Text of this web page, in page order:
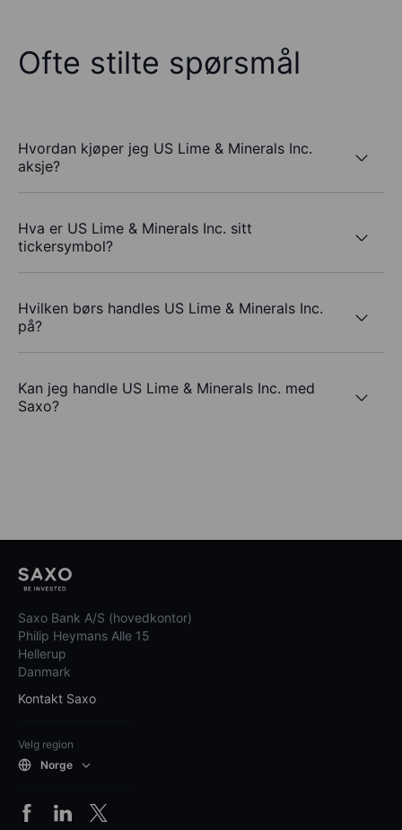
Ofte stilte spørsmål
Hvordan kjøper jeg US Lime & Minerals Inc.
aksje?
Hva er US Lime & Minerals Inc. sitt
tickersymbol?
Hvilken børs handles US Lime & Minerals Inc.
på?
Kan jeg handle US Lime & Minerals Inc. med
Saxo?
Saxo Bank A/S (hovedkontor)
Philip Heymans Alle 15
Hellerup
Danmark
Kontakt Saxo
Velg region
Norge